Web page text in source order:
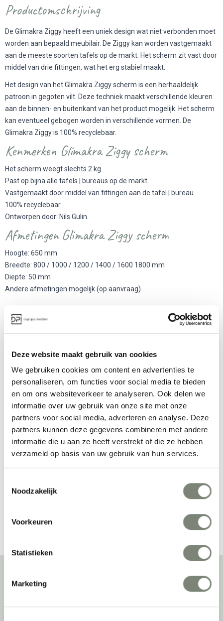
Deze website maakt gebruik van cookies
We gebruiken cookies om content en advertenties te
personaliseren, om functies voor social media te bieden
en om ons websiteverkeer te analyseren. Ook delen we
informatie over uw gebruik van onze site met onze
partners voor social media, adverteren en analyse. Deze
partners kunnen deze gegevens combineren met andere
informatie die u aan ze heeft verstrekt of die ze hebben
verzameld op basis van uw gebruik van hun services.
Noodzakelijk
Voorkeuren
Statistieken
Marketing
Productomschrijving
De Glimakra Ziggy heeft een uniek design wat niet verbonden moet
worden aan bepaald meubilair. De Ziggy kan worden vastgemaakt
aan de meeste soorten tafels op de markt. Het scherm zit vast door
middel van drie fittingen, wat het erg stabiel maakt.
Het design van het Glimakra Ziggy scherm is een herhaaldelijk
patroon in gegoten vilt. Deze techniek maakt verschillende kleuren
aan de binnen- en buitenkant van het product mogelijk. Het scherm
kan eventueel gebogen worden in verschillende vormen. De
Glimakra Ziggy is 100% recyclebaar.
Kenmerken Glimakra Ziggy scherm
Het scherm weegt slechts 2 kg.
Past op bijna alle tafels | bureaus op de markt.
Vastgemaakt door middel van fittingen aan de tafel | bureau.
100% recyclebaar.
Ontworpen door: Nils Gulin.
Afmetingen Glimakra Ziggy scherm
Hoogte: 650 mm
Breedte: 800 / 1000 / 1200 / 1400 / 1600 1800 mm
Diepte: 50 mm
Andere afmetingen mogelijk (op aanvraag)
Meer producten van Glimakra
Glimakra Limbus
Vanaf €€
Glimakra Ziggy
scherm
Vanaf €€